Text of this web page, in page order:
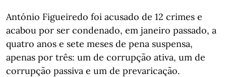
António Figueiredo foi acusado de 12 crimes e
acabou por ser condenado, em janeiro passado, a
quatro anos e sete meses de pena suspensa,
apenas por três: um de corrupção ativa, um de
corrupção passiva e um de prevaricação.